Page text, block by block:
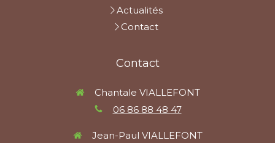
Actualités
Contact
Contact
Chantale VIALLEFONT
06 86 88 48 47
Jean-Paul VIALLEFONT